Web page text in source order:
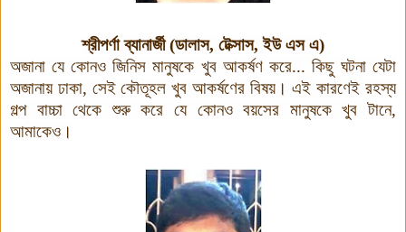
শ্রীপর্ণা ব্যানার্জী (ডালাস, টেক্সাস, ইউ এস এ)
অজানা যে কোনও জিনিস মানুষকে খুব আকর্ষণ করে... কিছু ঘটনা যেটা
অজানায় ঢাকা, সেই কৌতূহল খুব আকর্ষণের বিষয়। এই কারণেই রহস্য
গল্প বাচ্চা থেকে শুরু করে যে কোনও বয়সের মানুষকে খুব টানে,
আমাকেও ।